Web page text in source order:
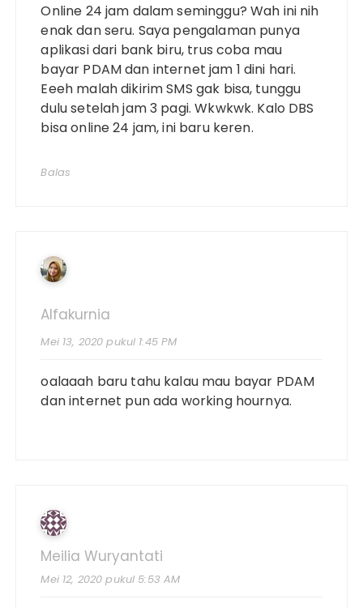
Online 24 jam dalam seminggu? Wah ini nih
enak dan seru. Saya pengalaman punya
aplikasi dari bank biru, trus coba mau
bayar PDAM dan internet jam 1 dini hari.
Eeeh malah dikirim SMS gak bisa, tunggu
dulu setelah jam 3 pagi. Wkwkwk. Kalo DBS
bisa online 24 jam, ini baru keren.
Balas
Alfakurnia
Mei 13, 2020 pukul 1:45 PM
oalaaah baru tahu kalau mau bayar PDAM
dan internet pun ada working hournya.
Meilia Wuryantati
Mei 12, 2020 pukul 5:53 AM